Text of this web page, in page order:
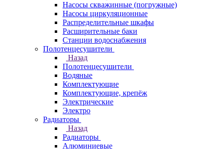
Насосы скважинные (погружные)
Насосы циркуляционные
Распределительные шкафы
Расширительные баки
Станции водоснабжения
Полотенцесушители
Назад
Полотенцесушители
Водяные
Комплектующие
Комплектующие, крепёж
Электрические
Электро
Радиаторы
Назад
Радиаторы
Алюминиевые